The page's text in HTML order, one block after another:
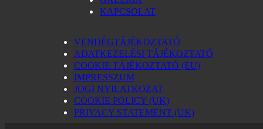
KAPCSOLAT
VENDÉGTÁJÉKOZTATÓ
ADATKEZELÉSI TÁJÉKOZTATÓ
COOKIE TÁJÉKOZTATÓ (EU)
IMPRESSZUM
JOGI NYILATKOZAT
COOKIE POLICY (UK)
PRIVACY STATEMENT (UK)